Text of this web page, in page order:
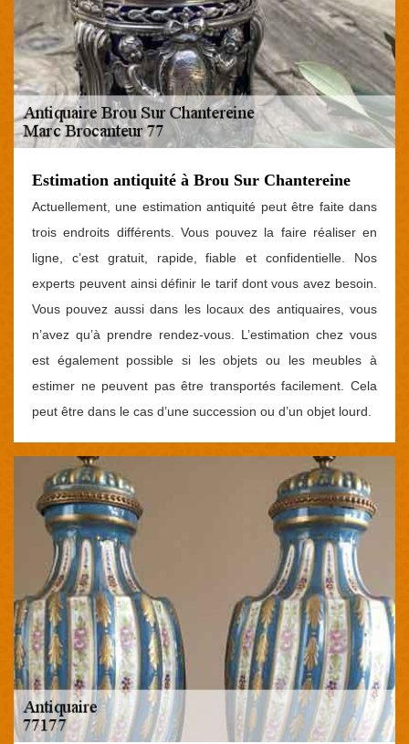
Estimation antiquité à Brou Sur Chantereine
Actuellement, une estimation antiquité peut être faite dans
trois endroits différents. Vous pouvez la faire réaliser en
ligne, c’est gratuit, rapide, fiable et confidentielle. Nos
experts peuvent ainsi définir le tarif dont vous avez besoin.
Vous pouvez aussi dans les locaux des antiquaires, vous
n’avez qu’à prendre rendez-vous. L’estimation chez vous
est également possible si les objets ou les meubles à
estimer ne peuvent pas être transportés facilement. Cela
peut être dans le cas d’une succession ou d’un objet lourd.